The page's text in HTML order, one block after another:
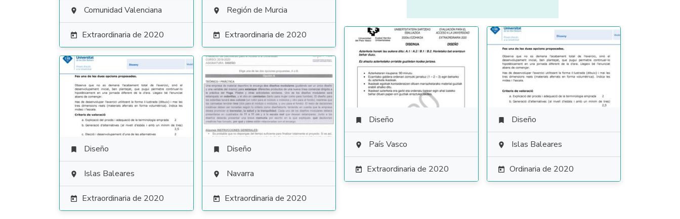
 Comunidad Valenciana
 Extraordinaria de 2020
 Región de Murcia
 Extraordinaria de 2020
 Diseño
 País Vasco
 Extraordinaria de 2020
 Diseño
 Islas Baleares
 Ordinaria de 2020
 Diseño
 Islas Baleares
 Extraordinaria de 2020
 Diseño
 Navarra
 Extraordinaria de 2020